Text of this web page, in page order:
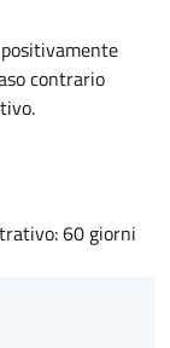
contrario
60 giorni